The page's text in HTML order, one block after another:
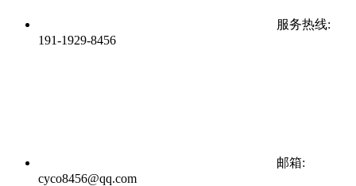
服务热线:
191-1929-8456
邮箱:
cyco8456@qq.com